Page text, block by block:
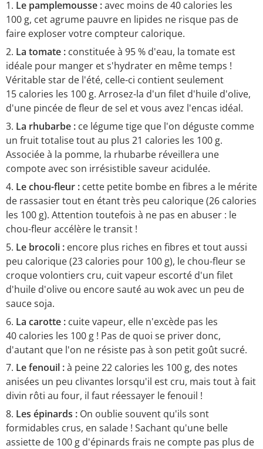
Le pamplemousse :avec moins de 40 calories les
100 g, cet agrume pauvre en lipides ne risque pas de
faire exploser votre compteur calorique.
La tomate : constituée à 95 % d'eau, la tomate est
idéale pour manger et s'hydrater en même temps !
Véritable star de l'été, celle-ci contient seulement
15 calories les 100 g. Arrosez-la d'un filet d'huile d'olive,
d'une pincée de fleur de sel et vous avez l'encas idéal.
La rhubarbe : ce légume tige que l'on déguste comme
un fruit totalise tout au plus 21 calories les 100 g.
Associée à la pomme, la rhubarbe réveillera une
compote avec son irrésistible saveur acidulée.
Le chou-fleur : cette petite bombe en fibres a le mérite
de rassasier tout en étant très peu calorique (26 calories
les 100 g). Attention toutefois à ne pas en abuser : le
chou-fleur accélère le transit !
Le brocoli : encore plus riches en fibres et tout aussi
peu calorique (23 calories pour 100 g), le chou-fleur se
croque volontiers cru, cuit vapeur escorté d'un filet
d'huile d'olive ou encore sauté au wok avec un peu de
sauce soja.
La carotte : cuite vapeur, elle n'excède pas les
40 calories les 100 g ! Pas de quoi se priver donc,
d'autant que l'on ne résiste pas à son petit goût sucré.
Le fenouil :à peine 22 calories les 100 g, des notes
anisées un peu clivantes lorsqu'il est cru, mais tout à fait
divin rôti au four, il faut réessayer le fenouil !
Les épinards : On oublie souvent qu'ils sont
formidables crus, en salade ! Sachant qu'une belle
assiette de 100 g d'épinards frais ne compte pas plus de